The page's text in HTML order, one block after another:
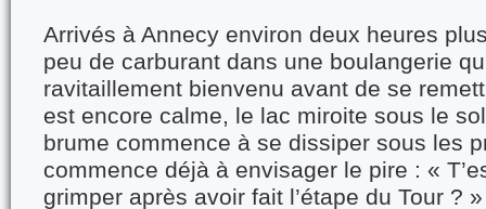
Arrivés à Annecy environ deux heures
peu de carburant dans une boulangerie
ravitaillement bienvenu avant de se
est encore calme, le lac miroite sous le
brume commence à se dissiper sous les
commence déjà à envisager le pire : «
grimper après avoir fait l’étape du Tour ?